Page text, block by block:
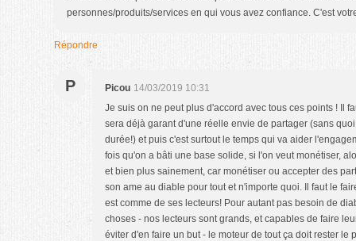
personnes/produits/services en qui vous avez confiance. C'est
Répondre
P Picou 14/03/2019 10:31
Je suis on ne peut plus d'accord avec tous ces points ! Il
sera déjà garant d'une réelle envie de partager (sans
durée!) et puis c'est surtout le temps qui va aider
fois qu'on a bâti une base solide, si l'on veut monétiser,
et bien plus sainement, car monétiser ou accepter des
son ame au diable pour tout et n'importe quoi. Il faut le
est comme de ses lecteurs! Pour autant pas besoin de
choses - nos lecteurs sont grands, et capables de faire
éviter d'en faire un but - le moteur de tout ça doit rester le